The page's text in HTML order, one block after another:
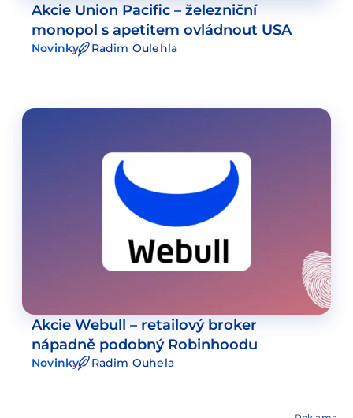
Akcie Union Pacific – železniční
monopol s apetitem ovládnout USA
Novinky Radim Oulehla
Akcie Webull – retailový broker
nápadně podobný Robinhoodu
Novinky Radim Ouhela